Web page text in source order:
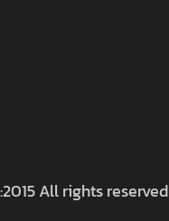
All rights reserved